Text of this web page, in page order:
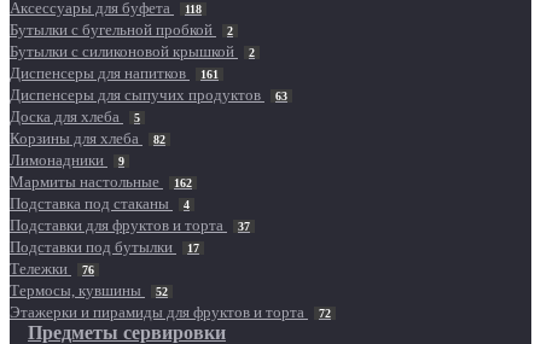
Аксессуары для буфета 118
Бутылки с бугельной пробкой 2
Бутылки с силиконовой крышкой 2
Диспенсеры для напитков 161
Диспенсеры для сыпучих продуктов 63
Доска для хлеба 5
Корзины для хлеба 82
Лимонадники 9
Мармиты настольные 162
Подставка под стаканы 4
Подставки для фруктов и торта 37
Подставки под бутылки 17
Тележки 76
Термосы, кувшины 52
Этажерки и пирамиды для фруктов и торта 72
Предметы сервировки